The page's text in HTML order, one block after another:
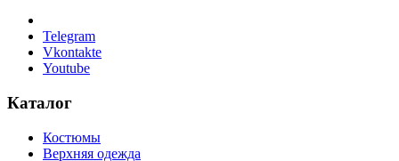
Telegram
Vkontakte
Youtube
Каталог
Костюмы
Верхняя одежда